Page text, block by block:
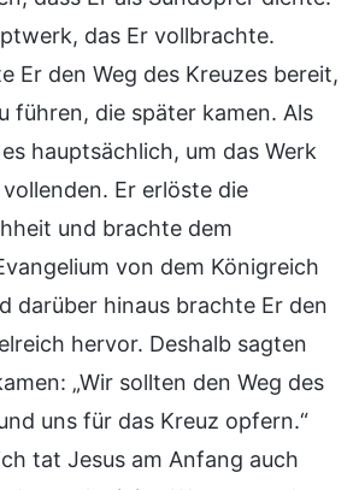
das Er vollbrachte.
Er den Weg des Kreuzes bereit,
führen, die später kamen. Als
hauptsächlich, um das Werk
Er erlöste die
und brachte dem
von dem Königreich
darüber hinaus brachte Er den
hervor. Deshalb sagten
„Wir sollten den Weg des
uns für das Kreuz opfern.“
tat Jesus am Anfang auch